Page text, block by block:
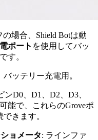
の場合、Shield Botは動
ポート を使用してバッ
す。
バッテリー充電用。
ンD0、D1、D2、D3、
能で、これらのGroveポ
きます。
ョメータ: ラインファ